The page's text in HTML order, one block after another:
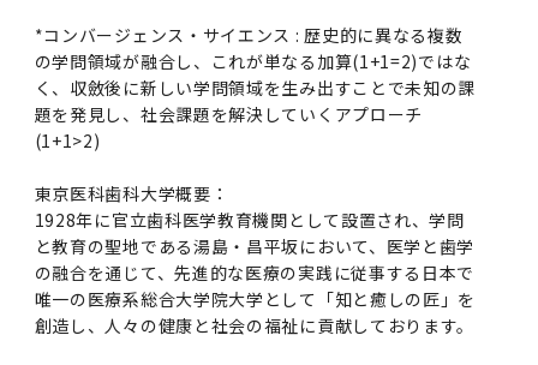
キャンパスマスタープラン2016
国立大学法人ガバナンス・コード報告書
役員会議事概要について
企業活動と医療機関等の透明性ガイドライン
令和５年度（２０２３年度）東京医科歯科大学
「卓越大学院生制度（Ⅱ）」対象学生（秋入学
対象）の募集について
与式を行いました。
学位の申請
2016年 （PDF：73.0MB）
2015年 （PDF：83.3MB）
2014年 （PDF：21.4MB）
2013年 （PDF：6.4MB）
2020年度
2019年度
2018年度
2017年度
2016年度
2017年 （PDF：7.2MB）
2016年 （PDF：13.5MB）
2015年 （PDF：2.3MB）
卒業生進路アンケート
卒後3年大学評価アンケート
卒業時大学評価アンケート
科目評価（旧 科目別アンケート）
疾患バイオリソースセンター
プ）
脳統合機能研究センター
核酸・ペプチド創薬治療研究センター
ンター）
図書館部門トップ
図書館
図書館講習会
アクティブラーニング教室・情報検索室
イマキク
デジタル変革推進事務室
連絡先一覧
学生相談支援室
ダイバーシティ・インクルージョン室
*コンバージェンス・サイエンス : 歴史的に異なる複数
の学問領域が融合し、これが単なる加算(1+1=2)ではな
く、収斂後に新しい学問領域を生み出すことで未知の課
題を発見し、社会課題を解決していくアプローチ
(1+1>2)
東京医科歯科大学概要：
1928年に官立歯科医学教育機関として設置され、学問
と教育の聖地である湯島・昌平坂において、医学と歯学
の融合を通じて、先進的な医療の実践に従事する日本で
唯一の医療系総合大学院大学として「知と癒しの匠」を
創造し、人々の健康と社会の福祉に貢献しております。